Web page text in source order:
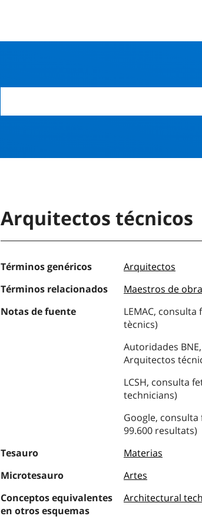
Arquitectos técnicos
Términos genéricos
Arquitectos
Términos relacionados
Maestros de
Notas de fuente
LEMAC,
tècnics)
Autoridades
Arquitectos
LCSH, consulta
technicians)
Google,
99.600 resultats)
Tesauro
Materias
Microtesauro
Artes
Conceptos equivalentes
en otros esquemas
Architectural